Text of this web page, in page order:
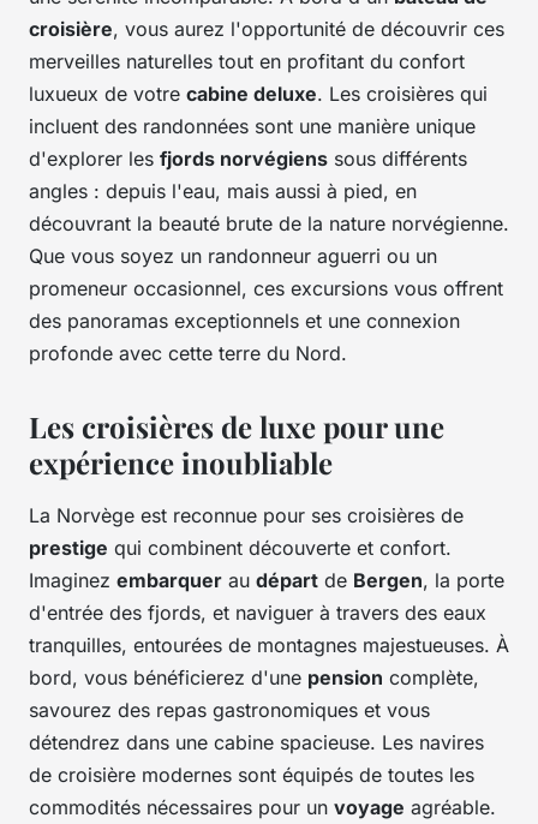
croisière, vous aurez l'opportunité de découvrir ces
merveilles naturelles tout en profitant du confort
luxueux de votre cabine deluxe. Les croisières qui
incluent des randonnées sont une manière unique
d'explorer les fjords norvégiens sous différents
angles : depuis l'eau, mais aussi à pied, en
découvrant la beauté brute de la nature norvégienne.
Que vous soyez un randonneur aguerri ou un
promeneur occasionnel, ces excursions vous offrent
des panoramas exceptionnels et une connexion
profonde avec cette terre du Nord.
Les croisières de luxe pour une
expérience inoubliable
La Norvège est reconnue pour ses croisières de
prestige qui combinent découverte et confort.
Imaginez embarquer au départ de Bergen, la porte
d'entrée des fjords, et naviguer à travers des eaux
tranquilles, entourées de montagnes majestueuses. À
bord, vous bénéficierez d'une pension complète,
savourez des repas gastronomiques et vous
détendrez dans une cabine spacieuse. Les navires
de croisière modernes sont équipés de toutes les
commodités nécessaires pour un voyage agréable.